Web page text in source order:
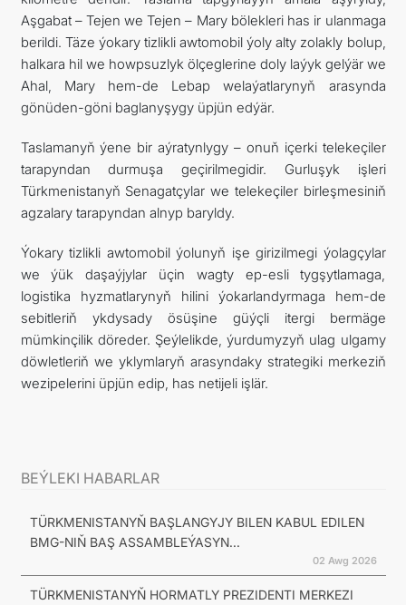
Aşgabat – Tejen we Tejen – Mary bölekleri has ir ulanmaga
berildi. Täze ýokary tizlikli awtomobil ýoly alty zolakly bolup,
halkara hil we howpsuzlyk ölçeglerine doly laýyk gelýär we
Ahal, Mary hem-de Lebap welaýatlarynyň arasynda
gönüden-göni baglanyşygy üpjün edýär.
Taslamanyň ýene bir aýratynlygy – onuň içerki telekeçiler
tarapyndan durmuşa geçirilmegidir. Gurluşyk işleri
Türkmenistanyň Senagatçylar we telekeçiler birleşmesiniň
agzalary tarapyndan alnyp baryldy.
Ýokary tizlikli awtomobil ýolunyň işe girizilmegi ýolagçylar
we ýük daşaýjylar üçin wagty ep-esli tygşytlamaga,
logistika hyzmatlarynyň hilini ýokarlandyrmaga hem-de
sebitleriň ykdysady ösüşine güýçli itergi bermäge
mümkinçilik döreder. Şeýlelikde, ýurdumyzyň ulag ulgamy
döwletleriň we yklymlaryň arasyndaky strategiki merkeziň
wezipelerini üpjün edip, has netijeli işlär.
BEÝLEKI HABARLAR
TÜRKMENISTANYŇ BAŞLANGYJY BILEN KABUL EDILEN
BMG-NIŇ BAŞ ASSAMBLEÝASYN...
02 Awg 2026
TÜRKMENISTANYŇ HORMATLY PREZIDENTI MERKEZI